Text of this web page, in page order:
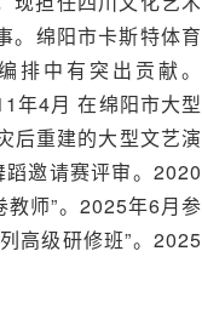
。绵阳市卡斯特体育
中有突出贡献。
年4月 在绵阳市大型
后重建的大型文艺演
邀请赛评审。2020
师”。2025年6月参
高级研修班”。2025